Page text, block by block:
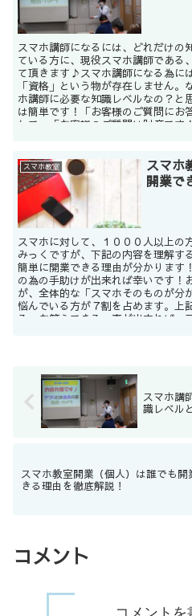
スマホ講師になるには、どれだけの
ている方に、現役スマホ講師である
て頂きます♪スマホ講師になる為に
「資格」という物が存在しません
ホ講師に必要な知識レベルなの？と
は簡単です！「お客様のご質問にお
して、「お客様のご質問は財産です
スマホ教室
スマホ
開業で
スマホに対して、１０００人以上の
みっくですが、下記の内容を理解す
簡単に開業できる理由が分かります
の為の手助けが出来れば幸いです！
が、全体的な「スマホそのものが分
悩んでいる方が７割を占めます。上
る、お答えできる」事が出来れば、
スマホ講
識レベル
スマホ教室開業（個人）は誰でも開
きる理由を徹底解説！
コメント
コメントを